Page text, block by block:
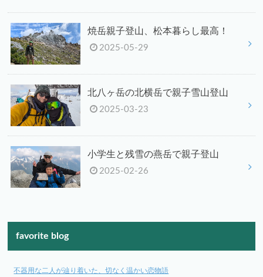
焼岳親子登山、松本暮らし最高！
2025-05-29
北八ヶ岳の北横岳で親子雪山登山
2025-03-23
小学生と残雪の燕岳で親子登山
2025-02-26
favorite blog
不器用な二人が辿り着いた、切なく温かい恋物語